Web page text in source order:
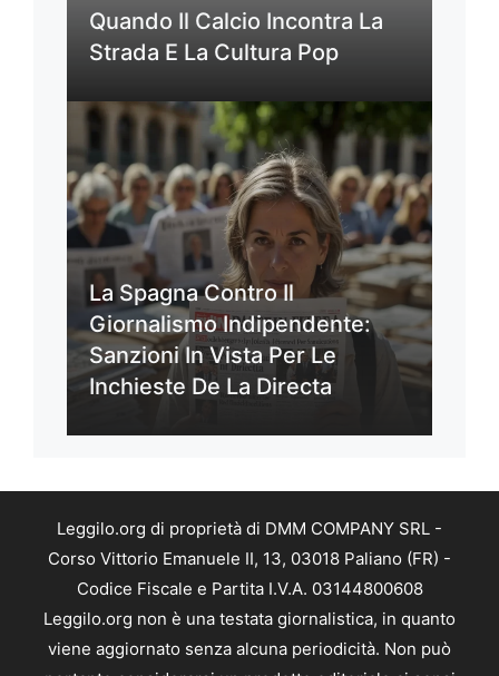
Quando Il Calcio Incontra La
Strada E La Cultura Pop
La Spagna Contro Il
Giornalismo Indipendente:
Sanzioni In Vista Per Le
Inchieste De La Directa
Leggilo.org di proprietà di DMM COMPANY SRL -
Corso Vittorio Emanuele II, 13, 03018 Paliano (FR) -
Codice Fiscale e Partita I.V.A. 03144800608
Leggilo.org non è una testata giornalistica, in quanto
viene aggiornato senza alcuna periodicità. Non può